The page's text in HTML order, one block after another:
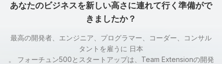
あなたのビジネスを新しい高さに連れて行く準備がで
きましたか？
最高の開発者、エンジニア、プログラマー、コーダー、コンサル
タントを雇うに 日本
。 フォーチュン500とスタートアップは、Team Extensionの開発